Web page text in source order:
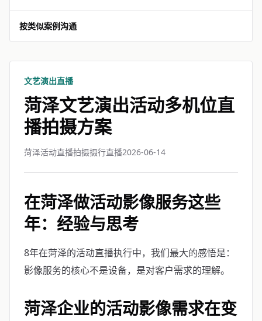
按类似案例沟通
文艺演出直播
菏泽文艺演出活动多机位直
播拍摄方案
菏泽活动直播拍摄摄行直播2026-06-14
在菏泽做活动影像服务这些
年：经验与思考
8年在菏泽的活动直播执行中，我们最大的感悟是：
影像服务的核心不是设备，是对客户需求的理解。
菏泽企业的活动影像需求在变